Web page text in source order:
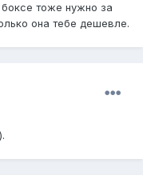
тоже нужно за
она тебе дешевле.